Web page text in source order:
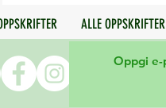
jordbærhjerter)ALLE OPPSKRIFTER